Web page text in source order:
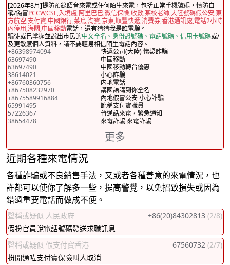
[2026年8月]提防預錄語音來電或任何陌生來電，包括正常手機號碼，慎防自
稱/偽冒PCCW,CSL,入境處,阿里巴巴,微信保險,收數,某校老師,大陸號碼假公安,東
方航空,支付寶,中國銀行,菜鳥,淘寶,京東,順豐快遞,消費券,香港通訊處,電話2小時
內停用,海關,中國移動電話，還有猜猜我是誰電騙。
騙徒或已掌握並說出市民的中文全名、身份證號碼、電話號碼、信用卡號碼或/
及更敏感個人資料，請不要輕易相信陌生電話內容。
+86398974094
快遞公司(大陸) 懷疑詐騙
63697490
中國移動
63697490
中國移動轉台優惠
38614021
小心詐騙
+86760360756
内地電話
+867508232970
講國語講到你全名
+8675589916884
內地假冒公安 小心詐騙
65991495
訛稱支付寶職員
57226367
普通話來電，緊急通知
38654478
來電詐騙 來電詐騙
更多
近期各種來電情況
各種詐騙或不良銷售手法，又或者各種善意的來電情況，也
許都可以使你了解多一些，提高警覺，以免招致損失或因為
錯過重要電話而做成不便。
聲稱或疑似 人民政府 +86(20)84302813 (2/8)
假扮官員說電話號碼發送求職訊息
聲稱或疑似 假支付寶香港
67560732 (2/7)
扮開通咗支付寶保險叫人取消